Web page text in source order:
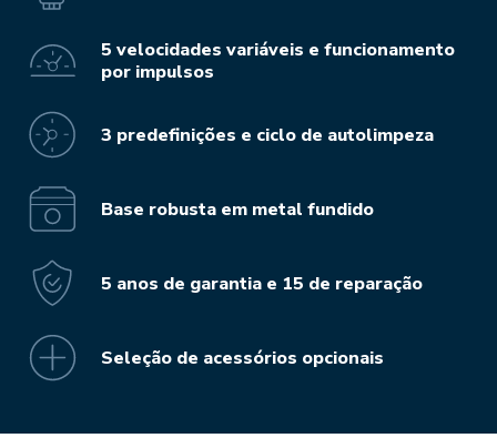
5 velocidades variáveis e funcionamento
por impulsos
3 predefinições e ciclo de autolimpeza
Base robusta em metal fundido
5 anos de garantia e 15 de reparação
Seleção de acessórios opcionais